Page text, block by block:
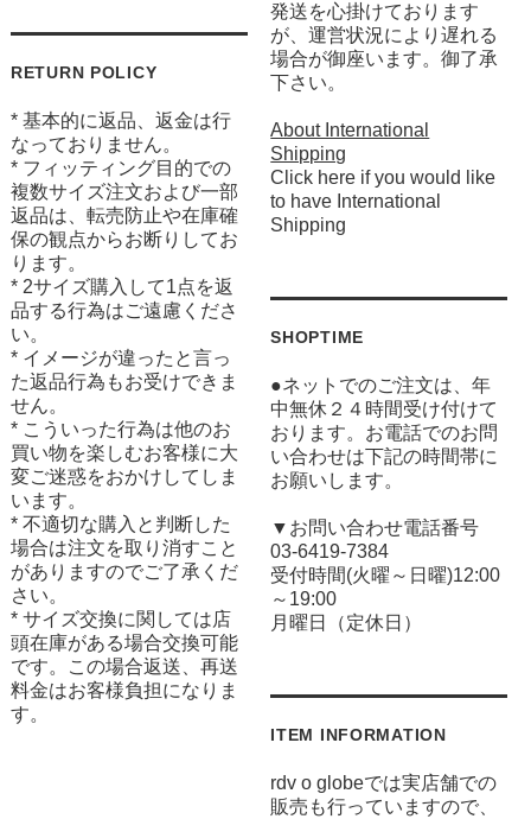
RETURN POLICY
* 基本的に返品、返金は行
なっておりません。
* フィッティング目的での
複数サイズ注文および一部
返品は、転売防止や在庫確
保の観点からお断りしてお
ります。
* 2サイズ購入して1点を返
品する行為はご遠慮くださ
い。
* イメージが違ったと言っ
た返品行為もお受けできま
せん。
* こういった行為は他のお
買い物を楽しむお客様に大
変ご迷惑をおかけしてしま
います。
* 不適切な購入と判断した
場合は注文を取り消すこと
がありますのでご了承くだ
さい。
* サイズ交換に関しては店
頭在庫がある場合交換可能
です。この場合返送、再送
料金はお客様負担になりま
す。
発送を心掛けております
が、運営状況により遅れる
場合が御座います。御了承
下さい。
About International
Shipping
Click here if you would like
to have International
Shipping
SHOPTIME
●ネットでのご注文は、年
中無休２４時間受け付けて
おります。お電話でのお問
い合わせは下記の時間帯に
お願いします。
▼お問い合わせ電話番号
03-6419-7384
受付時間(火曜～日曜)12:00
～19:00
月曜日（定休日）
ITEM INFORMATION
rdv o globeでは実店舗での
販売も行っていますので、